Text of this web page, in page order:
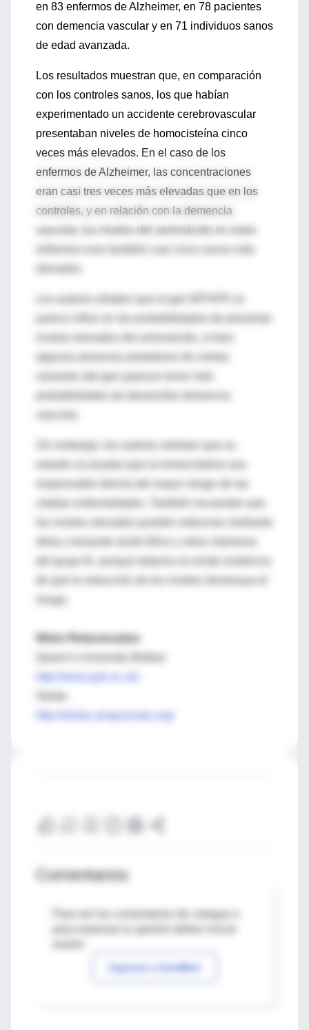
en 83 enfermos de Alzheimer, en 78 pacientes
con demencia vascular y en 71 individuos sanos
de edad avanzada.
Los resultados muestran que, en comparación
con los controles sanos, los que habían
experimentado un accidente cerebrovascular
presentaban niveles de homocisteína cinco
veces más elevados. En el caso de los
enfermos de Alzheimer, las concentraciones
eran casi tres veces más elevadas que en los
controles, y en relación con la demencia
vascular, los niveles del aminoácido en estos
Los autores añaden que el gen MTHFR no
algunas personas portadores de ciertas
variantes del gen parecen tener más
Sin embargo, los autores señalan que su
responsable directa del mayor riesgo de las
del grupo B, aunque todavía no existe evidencia
riesgo.
Webs Relacionadas
Comentarios
Para ver los comentarios de colegas o
Ingresar a IntraMed